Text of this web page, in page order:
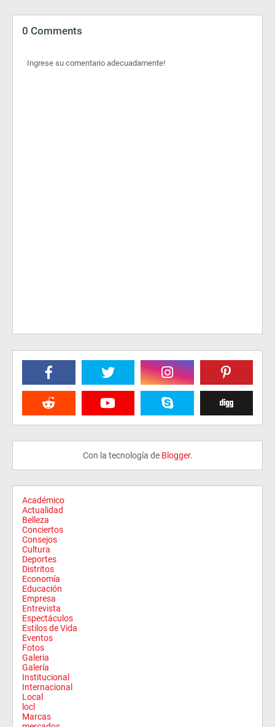
0 Comments
Ingrese su comentario adecuadamente!
Con la tecnología de Blogger.
Académico
Actualidad
Belleza
Conciertos
Consejos
Cultura
Deportes
Distritos
Economía
Educación
Empresa
Entrevista
Espectáculos
Estilos de Vida
Eventos
Fotos
Galeria
Galería
Institucional
Internacional
Local
locl
Marcas